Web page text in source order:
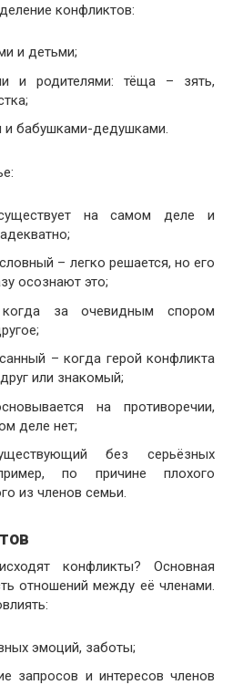
конфликтов:
и детьми;
и родителями: тёща – зять,
и бабушками-дедушками.
на самом деле и
– легко решается, но его
осознают это;
за очевидным спором
– когда герой конфликта
или знакомый;
на противоречии,
деле нет;
без серьёзных
по причине плохого
из членов семьи.
конфликты? Основная
отношений между её членами.
эмоций, заботы;
запросов и интересов членов